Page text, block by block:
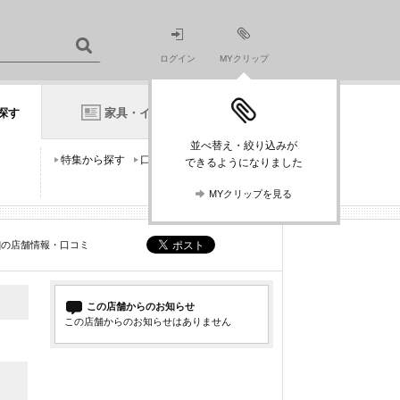
ログイン MYクリップ
並べ替え・絞り込みが
できるようになりました
MYクリップを見る
す 家具・インテリアニュース
特集から探す 口コミから探す
店舗情報・口コミ
この店舗からのお知らせ
この店舗からのお知らせはありません